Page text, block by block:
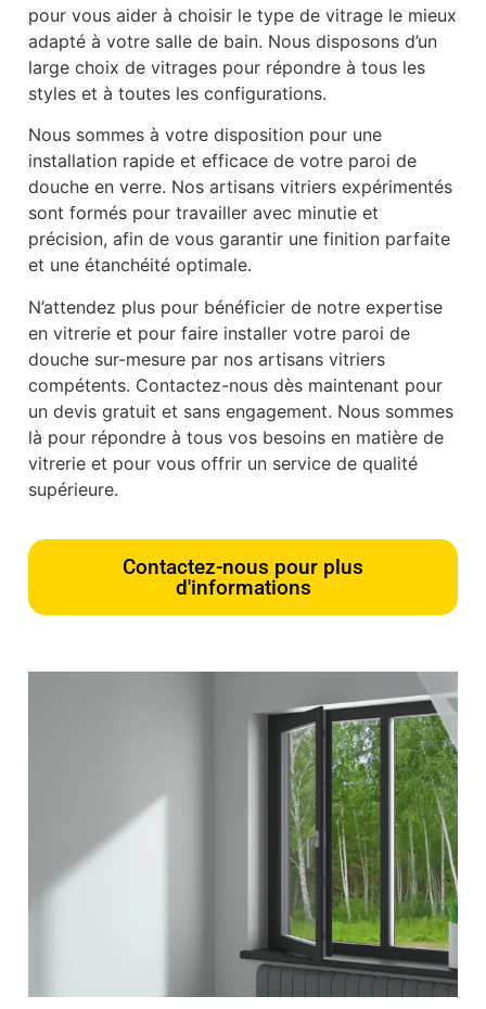
pour vous aider à choisir le type de vitrage le mieux
adapté à votre salle de bain. Nous disposons d’un
large choix de vitrages pour répondre à tous les
styles et à toutes les configurations.
Nous sommes à votre disposition pour une
installation rapide et efficace de votre paroi de
douche en verre. Nos artisans vitriers expérimentés
sont formés pour travailler avec minutie et
précision, afin de vous garantir une finition parfaite
et une étanchéité optimale.
N’attendez plus pour bénéficier de notre expertise
en vitrerie et pour faire installer votre paroi de
douche sur-mesure par nos artisans vitriers
compétents. Contactez-nous dès maintenant pour
un devis gratuit et sans engagement. Nous sommes
là pour répondre à tous vos besoins en matière de
vitrerie et pour vous offrir un service de qualité
supérieure.
Contactez-nous pour plus
d'informations